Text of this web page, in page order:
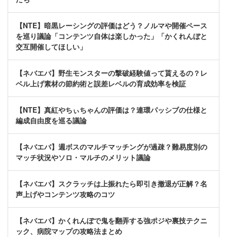
【NTE】暗黒レーシングの評価はどう？ノルマや開催ペース
を巡り議論「コンテンツ自体は楽しかった」「かくれんぼと
交互開催してほしい」
【ネバエバ】野生モンスターの撃破経験値って貰えるの？レ
ベル上げ素材の節約術と誤差レベルの育成効率を検証
【NTE】真紅やちぃちゃんの評価は？連環パッシブの仕様と
編成自由度を巡る議論
【ネバエバ】週ボスのマルチマッチングが過疎？難易度別の
マッチ状況やソロ・マルチのメリット議論
【ネバエバ】スクラッチは上振れたら即引き撤退が正解？名
声上げやコンテンツ攻略のコツ
【ネバエバ】かくれんぼで鬼を翻弄する強ポジや裏技テクニ
ック、病院マップの攻略法まとめ